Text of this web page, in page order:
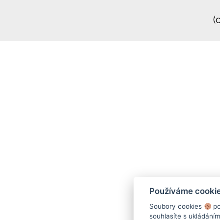
Používáme
Soubory cookies
souhlasíte s